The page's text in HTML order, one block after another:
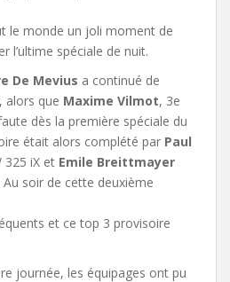
le monde un joli moment de
l’ultime spéciale de nuit.
De Mevius a continué de
alors que Maxime Vilmot, 3e
dès la première spéciale du
était alors complété par Paul
325 iX et Emile Breittmayer
soir de cette deuxième
et ce top 3 provisoire
journée, les équipages ont pu